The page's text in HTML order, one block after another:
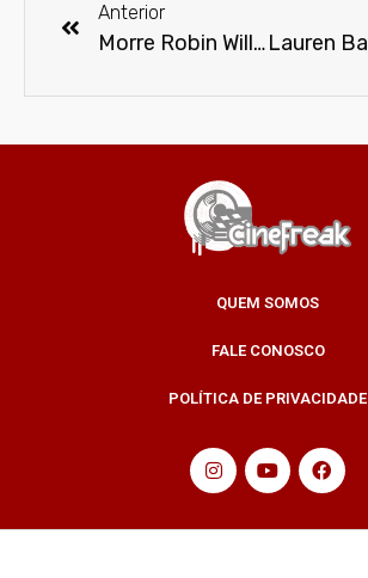
Anterior
Morre Robin Williams
QUEM SOMOS
FALE CONOSCO
POLÍTICA DE PRIVACIDADE